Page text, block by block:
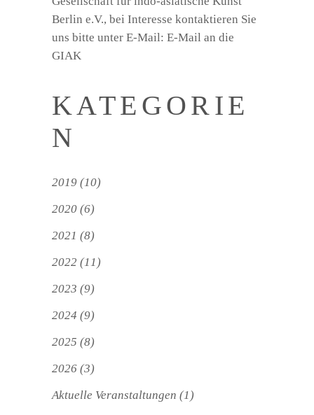
Berlin e.V., bei Interesse kontaktieren Sie
uns bitte unter E-Mail: E-Mail an die
GIAK
KATEGORIE
N
2019 (10)
2020 (6)
2021 (8)
2022 (11)
2023 (9)
2024 (9)
2025 (8)
2026 (3)
Aktuelle Veranstaltungen (1)